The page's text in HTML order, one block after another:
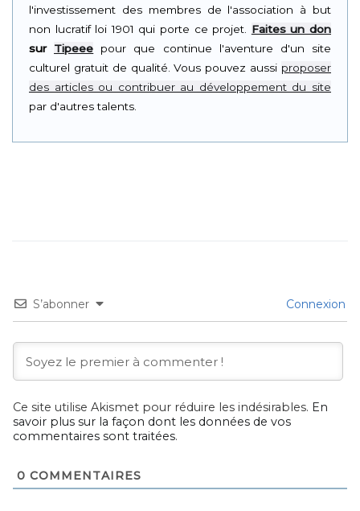
l'investissement des membres de l'association à but
non lucratif loi 1901 qui porte ce projet. Faites un don
sur Tipeee pour que continue l'aventure d'un site
culturel gratuit de qualité. Vous pouvez aussi proposer
des articles ou contribuer au développement du site
par d'autres talents.
S’abonner Connexion
Ce site utilise Akismet pour réduire les indésirables. En
savoir plus sur la façon dont les données de vos
commentaires sont traitées.
0 COMMENTAIRES